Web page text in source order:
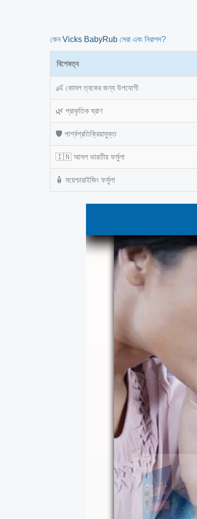
কেন Vicks BabyRub সেরা এবং নিরাপদ?
বিশেষত্ব
👶 কোমল ত্বকের জন্য উপযোগী
🌿 প্রাকৃতিক ঘ্রাণ
🛡️ পার্শ্বপ্রতিক্রিয়ামুক্ত
🇮🇳 আসল ভারতীয় ফর্মুলা
🧴 ময়েশ্চারাইজিং ফর্মুলা